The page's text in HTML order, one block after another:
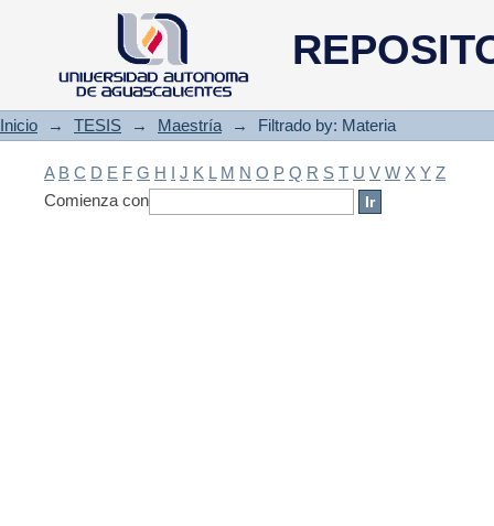
Filtrado by: Materia
Inicio → TESIS → Maestría → Filtrado by: Materia
A B C D E F G H I J K L M N O P Q R S T U V W X Y Z
Comienza con